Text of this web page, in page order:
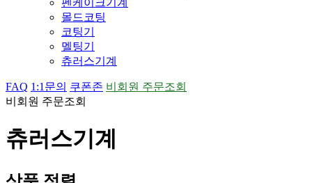
펜케이크기계
몰드코팅
코팅기
멜팅기
츄러스기계
FAQ 1:1문의 쿠폰존 비회원 주문조회
비회원 주문조회
츄러스기계